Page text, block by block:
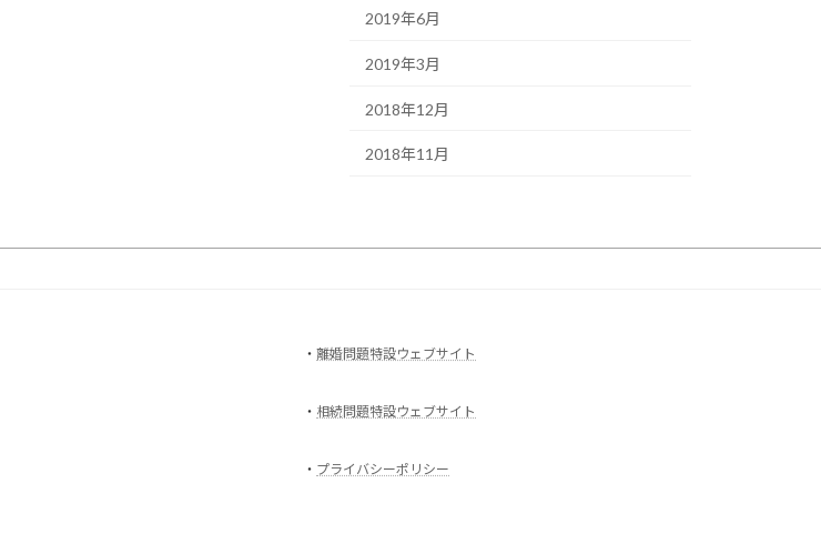
2019年6月
2019年3月
2018年12月
2018年11月
・ 離婚問題特設ウェブサイト
・ 相続問題特設ウェブサイト
・ プライバシーポリシー